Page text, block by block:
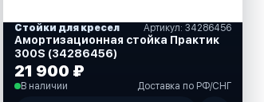
Стойки для кресел Артикул: 34286456
Амортизационная стойка Практик
300S (34286456)
21 900 ₽
В наличии Доставка по РФ/СНГ